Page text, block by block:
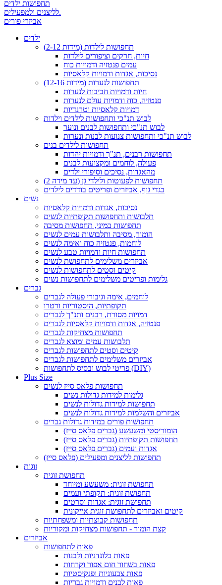
תחפושות ילדים
לליצנים ולמפעילים.
אביזרי פורים
ילדים
תחפושות לילדות (מידות 2-12)
חיות, חרקים וציפורים לילדות
עמים פנטזיה ודמויות כוח
נסיכות, אגדות ודמויות קלאסיות
תחפושות לנערות (מידות 12-16)
חיות ודמויות חביבות לנערות
פנטזיה, כוח ודמויות עולם לנערות
דמויות קלאסיות וטרנדיות
לבוש תנ"כי ותחפושות לילדים וילדות
לבוש תנ"כי ותחפושות לבנים ונוער
לבוש תנ"כי ותחפושות צנועות לבנות ונערות
תחפושות לילדים בנים
תחפושות רבנים, תנ"ך ודמויות יהדות
פעולה, לוחמים ומקצועות לבנים
מהאגדות, נסיכים וסיפורי ילדים
תחפושות לפעוטות ולילדי גן (עד מידה 2)
בגדי גוף, אביזרים ופריטים בודדים לילדים
נשים
נסיכות, אגדות ודמויות קלאסיות
תלבושות ותחפושות תקופתיות לנשים
תחפושות במיני, תחפושות מסיבה
הומור, מסיבה ותלבושות עמים לנשים
לוחמות, פנטזיה כוח ואימה לנשים
תחפושות חיות ודמויות טבע לנשים
אביזרים משלימים לתחפושת לנשים
קיטים וסטים לתחפושות לנשים
גלימות ופריטים משלימים לתחפושות נשים
גברים
לוחמים, אימה וגיבורי פעולה לגברים
תקופתיות, היסטוריות ורטרו
דמויות מסורת, רבנים ותנ"ך לגברים
פנטזיה, אגדות ודמויות קלאסיות לגברים
תחפושות מצחיקות לגברים
תלבושות עמים ומוצא לגברים
קיטים וסטים לתחפושות לגברים
אביזרים משלימים לתחפושות לגברים
פריטי לבוש ובסיס לתחפושות (DIY)
Plus Size
תחפושות פלאס סייז לנשים
גלימות למידות גדולות נשים
תחפושות למידות גדולות לנשים
אביזרים והשלמות למידות גדולות לנשים
תחפושות פורים במידות גדולות גברים
הומוריסטי ומשעשע (גברים פלאס סייז)
תחפושות תקופתיות (גברים פלאס סייז)
אגדות ועמים (גברים פלאס סייז)
תחפושות לליצנים ומפעילים (פלאס סייז)
זוגות
תחפושת זוגית
תחפושת זוגית: משעשע ומיוחד
תחפושת זוגית: תקופתי ועמים
תחפושת זוגית: אגדות וסרטים
קיטים ואביזרים לתחפושת זוגית אייקונית
תחפושות קבוצתיות ומשפחתיות
קצת הומור - תחפושות מצחיקות ומקוריות
אביזרים
פאות לתחפושות
פאות בלונדניות ולבנות
פאות בשחור חום אפור וקרחות
פאות צבעוניות ופנקיסטיות
פאות לבנים ודמויות גבריות